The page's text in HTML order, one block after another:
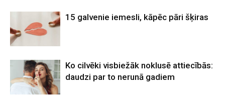
15 galvenie iemesli, kāpēc pāri šķiras
Ko cilvēki visbiežāk noklusē attiecībās:
daudzi par to nerunā gadiem